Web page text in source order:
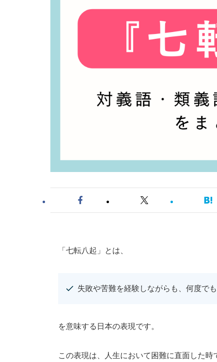
「七転八起」とは、
失敗や苦難を経験しながらも、何度で
を意味する日本の表現です。
この表現は、人生において困難に直面した